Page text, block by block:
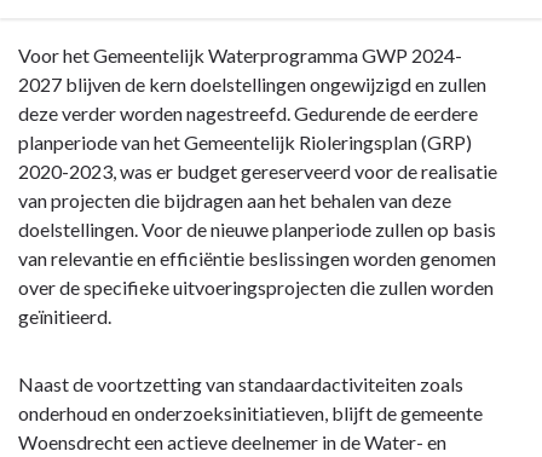
Terug
naar
navigatie
Paragraaf
Onderhoud
kapitaalgoederen
Riolering
Voor het Gemeentelijk Waterprogramma GWP 2024-
2027 blijven de kern doelstellingen ongewijzigd en zullen
deze verder worden nagestreefd. Gedurende de eerdere
planperiode van het Gemeentelijk Rioleringsplan (GRP)
2020-2023, was er budget gereserveerd voor de realisatie
van projecten die bijdragen aan het behalen van deze
doelstellingen. Voor de nieuwe planperiode zullen op basis
van relevantie en efficiëntie beslissingen worden genomen
over de specifieke uitvoeringsprojecten die zullen worden
geïnitieerd.
Naast de voortzetting van standaardactiviteiten zoals
onderhoud en onderzoeksinitiatieven, blijft de gemeente
Woensdrecht een actieve deelnemer in de Water- en